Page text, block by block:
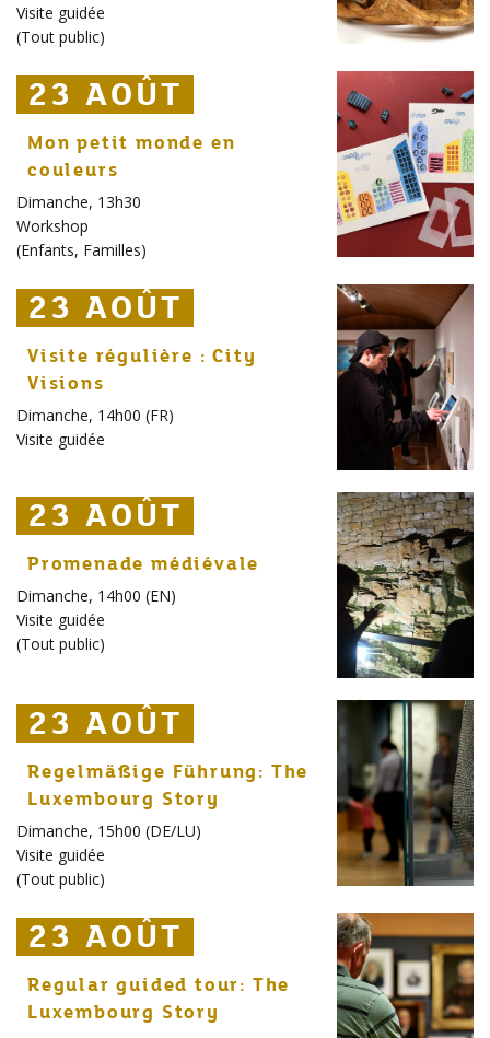
Visite guidée
(Tout public)
23 AOÛT
23 AOÛT
23 AOÛT
Mon petit monde en
couleurs
Dimanche, 13h30
Workshop
(Enfants, Familles)
23 AOÛT
23 AOÛT
23 AOÛT
Visite régulière : City
Visions
Dimanche, 14h00 (FR)
Visite guidée
23 AOÛT
23 AOÛT
23 AOÛT
Promenade médiévale
Dimanche, 14h00 (EN)
Visite guidée
(Tout public)
23 AOÛT
23 AOÛT
23 AOÛT
Regelmäßige Führung: The
Luxembourg Story
Dimanche, 15h00 (DE/LU)
Visite guidée
(Tout public)
23 AOÛT
23 AOÛT
23 AOÛT
Regular guided tour: The
Luxembourg Story